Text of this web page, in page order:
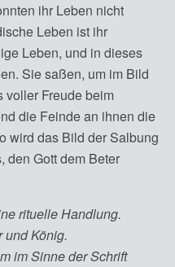
ihr Leben nicht
Leben ist ihr
Leben, und in dieses
Sie saßen, um im Bild
voller Freude beim
die Feinde an ihnen die
wird das Bild der Salbung
den Gott dem Beter
rituelle Handlung.
und König.
im Sinne der Schrift